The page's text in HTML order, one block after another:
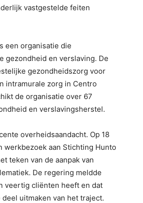
vastgestelde feiten
een organisatie die
gezondheid en verslaving. De
gezondheidszorg voor
intramurale zorg in Centro
de organisatie over 67
en verslavingsherstel.
overheidsaandacht. Op 18
aan Stichting Hunto
teken van de aanpak van
De regering meldde
veertig cliënten heeft en dat
uitmaken van het traject.